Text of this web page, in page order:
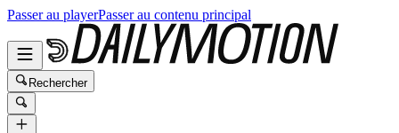
Passer au playerPasser au contenu principal
Rechercher